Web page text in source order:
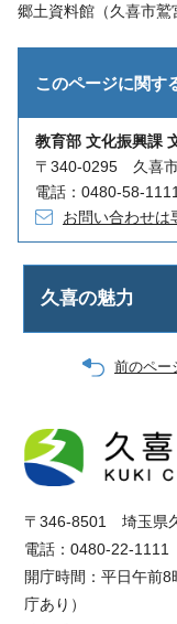
郷土資料館（久喜市鷲
このページに関す
教育部 文化振興課
〒340-0295 久喜
電話：0480-58-
お問い合わせは
久喜の魅力
前のペー
〒346-8501 埼玉県
電話：0480-22-1111
開庁時間：平日午前
庁あり）